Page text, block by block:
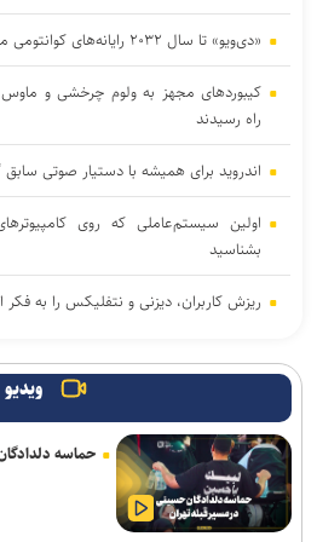
«دی‌ویو» تا سال ۲۰۳۲ رایانه‌های کوانتومی منطقی می‌سازد
راه رسیدند
اندروید برای همیشه با دستیار صوتی
اولین سیستم‌عاملی که روی
بشناسید
ریزش کاربران، دیزنی و نتفلیکس را به فکر
خواهد شد
آتاری ۲۶۰۰ چطور بازی‌های ویدیویی را به پدیده‌ای جهانی تبدیل کرد
اعمال ضریب ۲.۷ برای محاسبه قیمت اینترنت بین‌الملل درست نیست
ویدیو
حماسه